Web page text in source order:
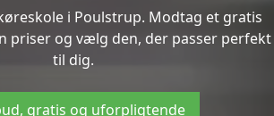
i Poulstrup. Modtag et gratis
priser og vælg den, der passer perfekt
til dig.
gratis og uforpligtende